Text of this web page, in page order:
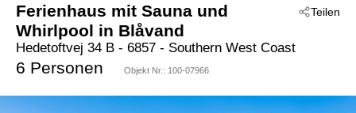
Teilen
Ferienhaus mit Sauna und
Whirlpool in Blåvand
Hedetoftvej 34 B - 6857 - Southern West Coast
6 Personen Objekt Nr.: 100-07966